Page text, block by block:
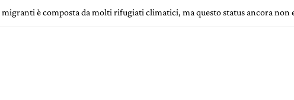
migranti è composta da molti rifugiati climatici, ma questo status ancora non